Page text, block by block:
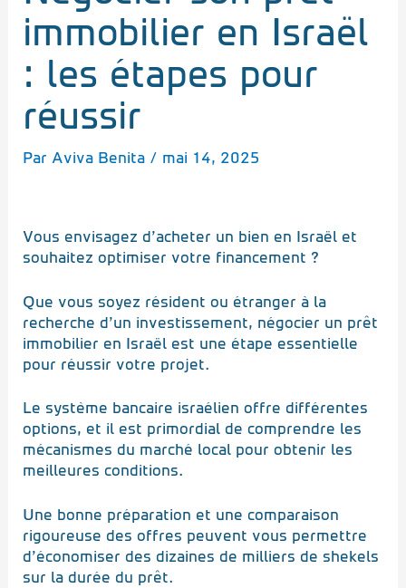
immobilier en Israël
: les étapes pour
réussir
Par Aviva Benita / mai 14, 2025
Vous envisagez d’acheter un bien en Israël et
souhaitez optimiser votre financement ?
Que vous soyez résident ou étranger à la
recherche d’un investissement, négocier un prêt
immobilier en Israël est une étape essentielle
pour réussir votre projet.
Le système bancaire israélien offre différentes
options, et il est primordial de comprendre les
mécanismes du marché local pour obtenir les
meilleures conditions.
Une bonne préparation et une comparaison
rigoureuse des offres peuvent vous permettre
d’économiser des dizaines de milliers de shekels
sur la durée du prêt.